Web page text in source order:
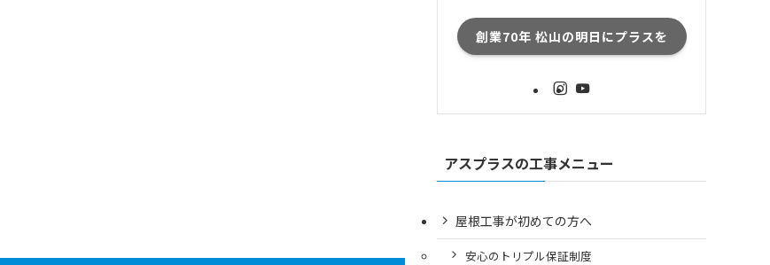
創業70年 松山の明日にプラスを
アスプラスの工事メニュー
屋根工事が初めての方へ
安心のトリプル保証制度